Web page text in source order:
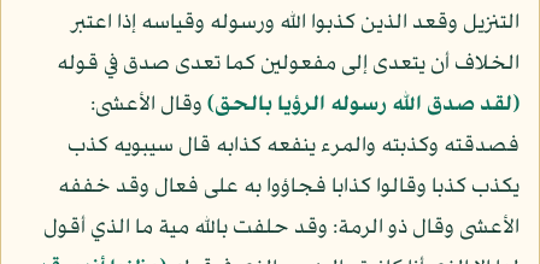
التنزيل وقعد الذين كذبوا الله ورسوله وقياسه إذا اعتبر
الخلاف أن يتعدى إلى مفعولين كما تعدى صدق في قوله
﴿لقد صدق الله رسوله الرؤيا بالحق﴾وقال الأعشى:
فصدقته وكذبته والمرء ينفعه كذابه قال سيبويه كذب
يكذب كذبا وقالوا كذابا فجاؤوا به على فعال وقد خففه
الأعشى وقال ذو الرمة: وقد حلفت بالله مية ما الذي أقول